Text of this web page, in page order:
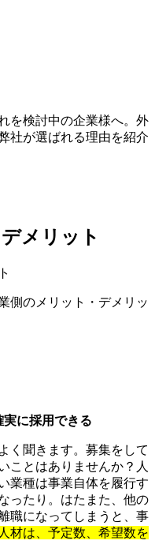
を検討中の企業様へ。外
社が選ばれる理由を紹介
メリット
側のメリット・デメリッ
に採用できる
く聞きます。募集をして
ことはありませんか？人
業種は事業自体を履行す
ったり。はたまた、他の
職になってしまうと、事
材は、予定数、希望数を